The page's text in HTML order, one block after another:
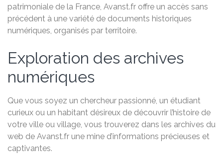
patrimoniale de la France, Avanst.fr offre un accès sans
précédent à une variété de documents historiques
numériques, organisés par territoire.
Exploration des archives
numériques
Que vous soyez un chercheur passionné, un étudiant
curieux ou un habitant désireux de découvrir l’histoire de
votre ville ou village, vous trouverez dans les archives du
web de Avanst.fr une mine d’informations précieuses et
captivantes.